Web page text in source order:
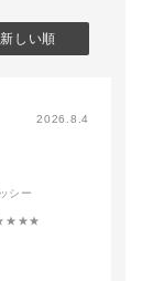
しい順
2026.8.4
シー